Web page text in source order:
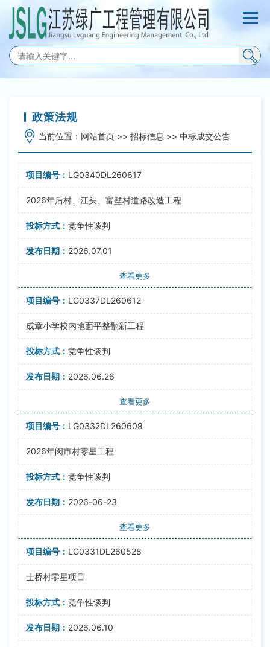
政策法规
当前位置： 网站首页 >> 招标信息 >> 中标成交公告
LG0340DL260617
2026年后村、江头、富墅村道路改造工程
竞争性谈判
2026.07.01
查看更多
LG0337DL260612
成章小学校内地面平整翻新工程
竞争性谈判
2026.06.26
查看更多
LG0332DL260609
2026年闵市村零星工程
竞争性谈判
2026-06-23
查看更多
LG0331DL260528
士桥村零星项目
竞争性谈判
2026.06.10